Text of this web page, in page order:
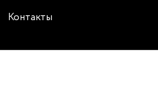
Контакты